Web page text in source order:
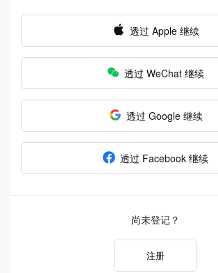
透过 Apple 继续
透过 WeChat 继续
透过 Google 继续
透过 Facebook 继续
尚未登记？
注册